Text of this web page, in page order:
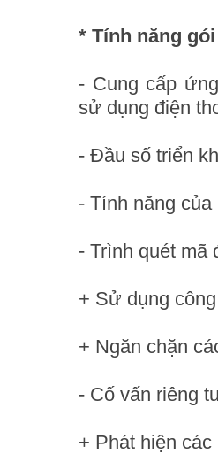
* Tính năng
- Cung cấp
sử dụng điện
- Đầu số triển
- Tính năng
- Trình quét mã
+ Sử dụng
+ Ngăn chặn
- Cố vấn riêng
+ Phát hiện